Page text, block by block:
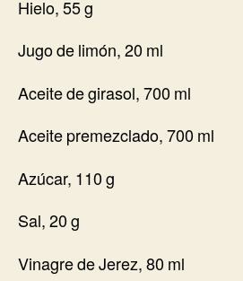
Hielo, 55 g
Jugo de limón, 20 ml
Aceite de girasol, 700 ml
Aceite premezclado, 700 ml
Azúcar, 110 g
Sal, 20 g
Vinagre de Jerez, 80 ml